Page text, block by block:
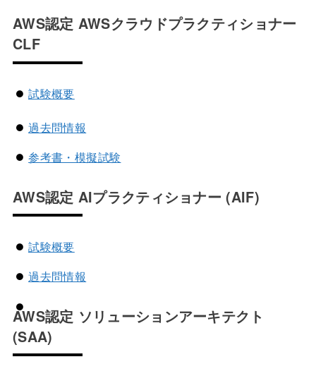
AWS認定 AWSクラウドプラクティショナー
CLF
試験概要
過去問情報
参考書・模擬試験
AWS認定 AIプラクティショナー (AIF)
試験概要
過去問情報
AWS認定 ソリューションアーキテクト
(SAA)